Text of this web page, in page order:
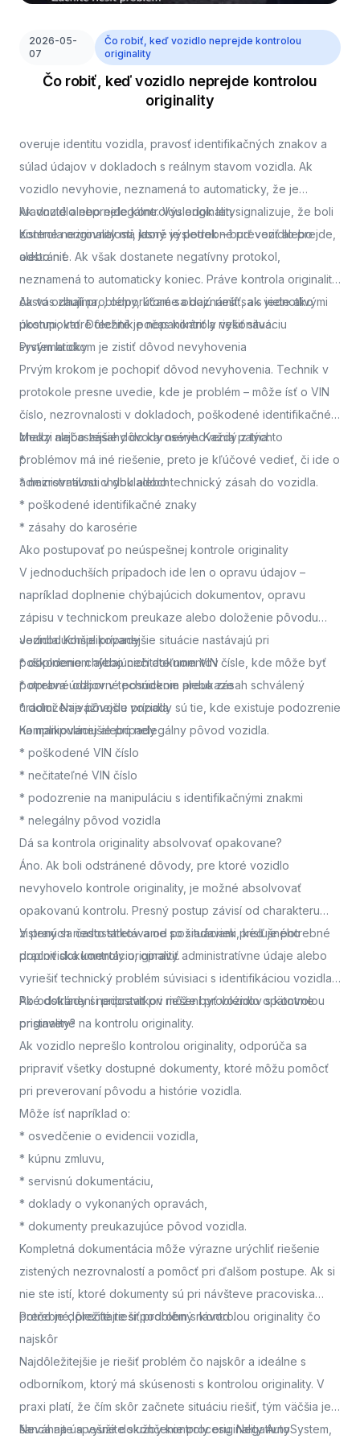
2026-05-
07
Čo robiť, keď vozidlo neprejde kontrolou
originality
Čo robiť, keď vozidlo neprejde kontrolou
originality
overuje identitu vozidla, pravosť identifikačných znakov a
súlad údajov v dokladoch s reálnym stavom vozidla. Ak
vozidlo nevyhovie, neznamená to automaticky, že je
kradnuté alebo nelegálne. Výsledok len signalizuje, že boli
zistené nezrovnalosti, ktoré je potrebné preveriť alebo
odstrániť.
Ak vozidlo neprejde kontrolou originality
Kontrola originality má jasný výsledok – buď vozidlo prejde,
alebo nie. Ak však dostanete negatívny protokol,
neznamená to automaticky koniec. Práve kontrola originality
často odhalí problémy, ktoré sa dajú riešiť, ak viete ako
postupovať. Dôležité je nepanikáriť a riešiť situáciu
systematicky.
Ak vás zaujíma,, odporúčame oboznámiť sa s jednotlivými
úkonmi, ktoré technik počas kontroly vykonáva.
Prvým krokom je zistiť dôvod nevyhovenia
Prvým krokom je pochopiť dôvod nevyhovenia. Technik v
protokole presne uvedie, kde je problém – môže ísť o VIN
číslo, nezrovnalosti v dokladoch, poškodené identifikačné
znaky alebo zásahy do karosérie. Každý z týchto
problémov má iné riešenie, preto je kľúčové vedieť, či ide o
administratívnu chybu alebo technický zásah do vozidla.
Medzi najčastejšie dôvody nevyhovenia patria:
*
* nezrovnalosti v dokladoch
* poškodené identifikačné znaky
* zásahy do karosérie
Ako postupovať po neúspešnej kontrole originality
V jednoduchších prípadoch ide len o opravu údajov –
napríklad doplnenie chýbajúcich dokumentov, opravu
zápisu v technickom preukaze alebo doloženie pôvodu
vozidla. Komplikovanejšie situácie nastávajú pri
poškodenom alebo nečitateľnom VIN čísle, kde môže byť
potrebné odborné posúdenie alebo zásah schválený
úradmi. Najvážnejšie prípady sú tie, kde existuje podozrenie
na manipuláciu alebo nelegálny pôvod vozidla.
Jednoduchšie prípady
* doplnenie chýbajúcich dokumentov
* oprava údajov v technickom preukaze
* doloženie pôvodu vozidla
Komplikovanejšie prípady
* poškodené VIN číslo
* nečitateľné VIN číslo
* podozrenie na manipuláciu s identifikačnými znakmi
* nelegálny pôvod vozidla
Dá sa kontrola originality absolvovať opakovane?
Áno. Ak boli odstránené dôvody, pre ktoré vozidlo
nevyhovelo kontrole originality, je možné absolvovať
opakovanú kontrolu. Presný postup závisí od charakteru
zistených nedostatkov a od požiadaviek príslušného
pracoviska kontroly originality.
V praxi sa často stretávame so situáciami, keď je potrebné
doplniť dokumentáciu, opraviť administratívne údaje alebo
vyriešiť technický problém súvisiaci s identifikáciou vozidla.
Po odstránení nedostatkov môže byť vozidlo opätovne
pristavené na kontrolu originality.
Aké doklady si pripraviť pri riešení problémov s kontrolou
originality?
Ak vozidlo neprešlo kontrolou originality, odporúča sa
pripraviť všetky dostupné dokumenty, ktoré môžu pomôcť
pri preverovaní pôvodu a histórie vozidla.
Môže ísť napríklad o:
* osvedčenie o evidencii vozidla,
* kúpnu zmluvu,
* servisnú dokumentáciu,
* doklady o vykonaných opravách,
* dokumenty preukazujúce pôvod vozidla.
Kompletná dokumentácia môže výrazne urýchliť riešenie
zistených nezrovnalostí a pomôcť pri ďalšom postupe. Ak si
nie ste istí, ktoré dokumenty sú pri návšteve pracoviska
potrebné, prečítajte si podrobný návod.
Prečo je dôležité riešiť problém s kontrolou originality čo
najskôr
Najdôležitejšie je riešiť problém čo najskôr a ideálne s
odborníkom, ktorý má skúsenosti s kontrolou originality. V
praxi platí, že čím skôr začnete situáciu riešiť, tým väčšia je
šanca na úspešné dokončenie procesu. Negatívny
Neváhajte a využite služby kontroly originality AutoSystem,